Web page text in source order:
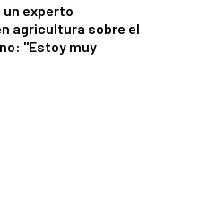
un experto
agricultura sobre el
"Estoy muy